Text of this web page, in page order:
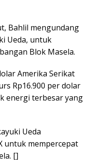
Bahlil mengundang
Ueda, untuk
Blok Masela.
Amerika Serikat
Rp16.900 per dolar
energi terbesar yang
Ueda
untuk mempercepat
[]